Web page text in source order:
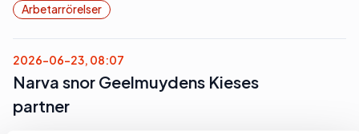
Arbetarrörelser
2026-06-23, 08:07
Narva snor Geelmuydens Kieses
partner